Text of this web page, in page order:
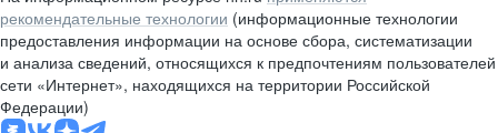
рекомендательные технологии (информационные технологии
предоставления информации на основе сбора, систематизации
и анализа сведений, относящихся к предпочтениям пользователей
сети «Интернет», находящихся на территории Российской
Федерации)